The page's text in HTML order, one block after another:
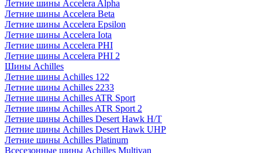
Летние шины Accelera Alpha
Летние шины Accelera Beta
Летние шины Accelera Epsilon
Летние шины Accelera Iota
Летние шины Accelera PHI
Летние шины Accelera PHI 2
Шины Achilles
Летние шины Achilles 122
Летние шины Achilles 2233
Летние шины Achilles ATR Sport
Летние шины Achilles ATR Sport 2
Летние шины Achilles Desert Hawk H/T
Летние шины Achilles Desert Hawk UHP
Летние шины Achilles Platinum
Всесезонные шины Achilles Multivan